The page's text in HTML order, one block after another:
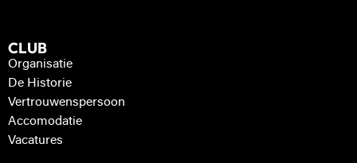
CLUB
Organisatie
De Historie
Vertrouwenspersoon
Accomodatie
Vacatures